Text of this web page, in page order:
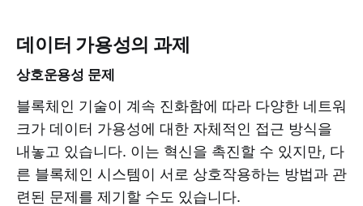
데이터 가용성의 과제
상호운용성 문제
블록체인 기술이 계속 진화함에 따라 다양한 네트워
크가 데이터 가용성에 대한 자체적인 접근 방식을
내놓고 있습니다. 이는 혁신을 촉진할 수 있지만, 다
른 블록체인 시스템이 서로 상호작용하는 방법과 관
련된 문제를 제기할 수도 있습니다.